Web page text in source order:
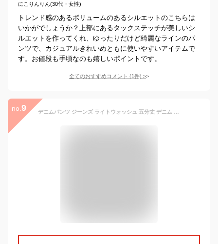
にこりんりん(30代・女性)
トレンド感のあるボリュームのあるシルエットのこちらは
いかがでしょうか？上部にあるタックステッチが美しいシ
ルエットを作ってくれ、ゆったりだけど綺麗なラインのパ
ンツで、カジュアルきれいめともに使いやすいアイテムで
す。お値段も手頃なのも嬉しいポイントです。
全てのおすすめコメント (1件) >
no. 9 デニムパンツ ジーンズ ライトウォッシュ 五分丈 デニム ズボン レディース ボトムス